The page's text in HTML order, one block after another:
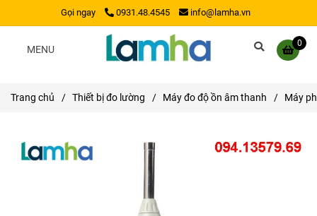
Gọi ngay 0931.48.4545 info@lamha.vn
0
MENU
Trang chủ / Thiết bị đo lường / Máy đo độ ồn âm thanh / Máy